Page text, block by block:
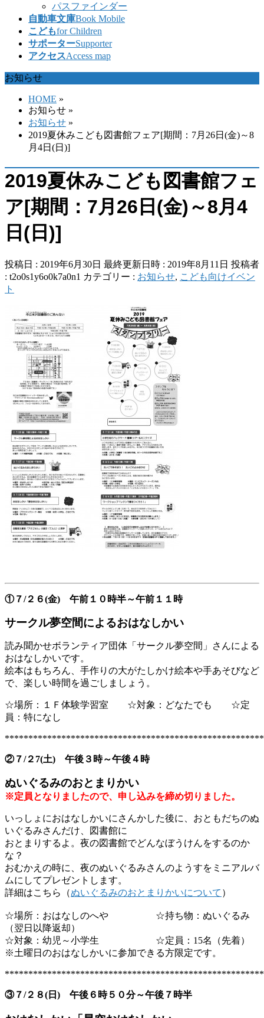
パスファインダー
自動車文庫Book Mobile
こどもfor Children
サポーターSupporter
アクセスAccess map
お知らせ
HOME »
お知らせ »
お知らせ »
2019夏休みこども図書館フェア[期間：7月26日(金)～8
月4日(日)]
2019夏休みこども図書館フェ
ア[期間：7月26日(金)～8月4
日(日)]
投稿日 : 2019年6月30日 最終更新日時 : 2019年8月11日 投稿者
: t2o0s1y6o0k7a0n1 カテゴリー : お知らせ, こども向けイベン
ト
①７/２６(金) 午前１０時半～午前１１時
サークル夢空間によるおはなしかい
読み聞かせボランティア団体「サークル夢空間」さんによる
おはなしかいです。
絵本はもちろん、手作りの大がたしかけ絵本や手あそびなど
で、楽しい時間を過ごしましょう。
☆場所：１Ｆ体験学習室 ☆対象：どなたでも ☆定
員：特になし
②７/２7(土) 午後３時～午後４時
ぬいぐるみのおとまりかい
※定員となりましたので、申し込みを締め切りました。
いっしょにおはなしかいにさんかした後に、おともだちのぬ
いぐるみさんだけ、図書館に
おとまりするよ。夜の図書館でどんなぼうけんをするのか
な？
おむかえの時に、夜のぬいぐるみさんのようすをミニアルバ
ムにしてプレゼントします。
詳細はこちら（ぬいぐるみのおとまりかいについて ）
☆場所：おはなしのへや ☆持ち物：ぬいぐるみ
（翌日以降返却）
☆対象：幼児～小学生 ☆定員：15名（先着）
※土曜日のおはなしかいに参加できる方限定です。
③７/２８(日) 午後６時５０分～午後７時半